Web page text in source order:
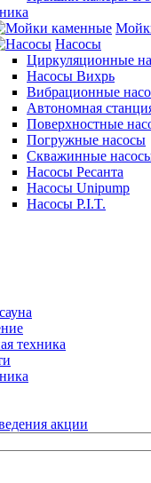
Насосы
Циркуляционные
Насосы Вихрь
Вибрационные
Автономная
Поверхностные
Погружные насосы
Скважинные
Насосы Ресанта
Насосы Unipump
Насосы P.I.T.
техника
акции